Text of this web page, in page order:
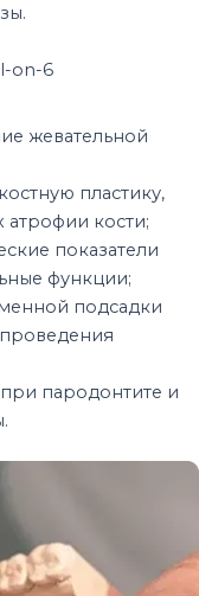
жевательной
пластику,
атрофии кости;
показатели
функции;
подсадки
пародонтите и